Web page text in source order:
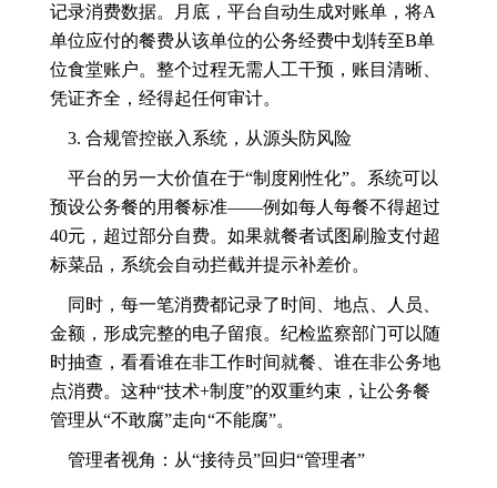
记录消费数据。月底，平台自动生成对账单，将A
单位应付的餐费从该单位的公务经费中划转至B单
位食堂账户。整个过程无需人工干预，账目清晰、
凭证齐全，经得起任何审计。
3. 合规管控嵌入系统，从源头防风险
平台的另一大价值在于“制度刚性化”。系统可以
预设公务餐的用餐标准——例如每人每餐不得超过
40元，超过部分自费。如果就餐者试图刷脸支付超
标菜品，系统会自动拦截并提示补差价。
同时，每一笔消费都记录了时间、地点、人员、
金额，形成完整的电子留痕。纪检监察部门可以随
时抽查，看看谁在非工作时间就餐、谁在非公务地
点消费。这种“技术+制度”的双重约束，让公务餐
管理从“不敢腐”走向“不能腐”。
管理者视角：从“接待员”回归“管理者”